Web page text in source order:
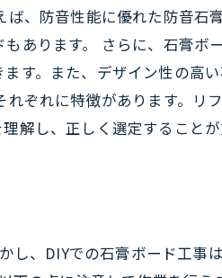
、防音性能に優れた防音石
あります。 さらに、石膏ボ
す。また、デザイン性の高
ぞれに特徴があります。リ
解し、正しく選定することが
し、DIYでの石膏ボード工事